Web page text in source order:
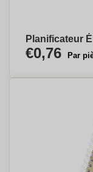
Planificateur
€0,76 Par